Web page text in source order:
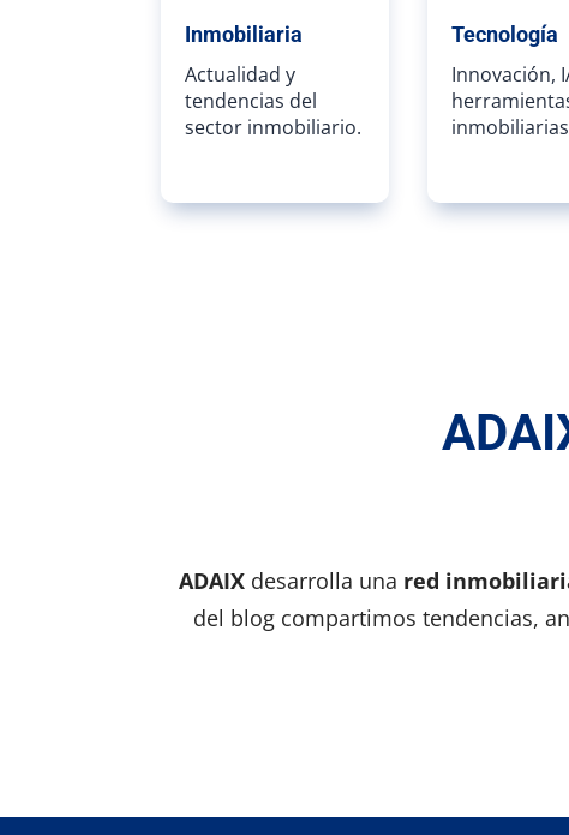
Inmobiliaria
Actualidad y
tendencias del
sector inmobiliario.
Tecnología
Innovación,
ADAIX desarrolla una red
del blog compartimos tendencias,